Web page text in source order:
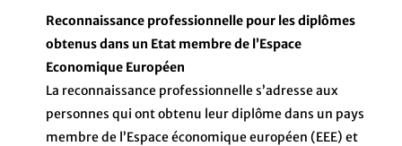
Reconnaissance professionnelle pour les diplômes
obtenus dans un Etat membre de l’Espace
Economique Européen
La reconnaissance professionnelle s’adresse aux
personnes qui ont obtenu leur diplôme dans un pays
membre de l’Espace économique européen (EEE) et